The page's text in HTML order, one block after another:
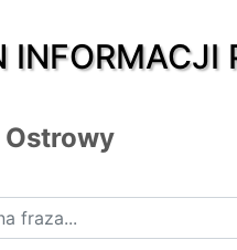
INFORMACJI
Ostrowy